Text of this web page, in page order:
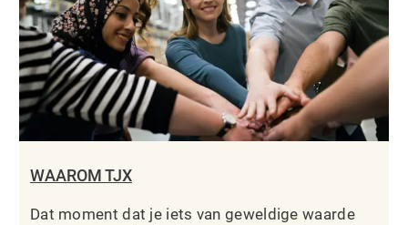
WAAROM TJX
Dat moment dat je iets van geweldige waarde